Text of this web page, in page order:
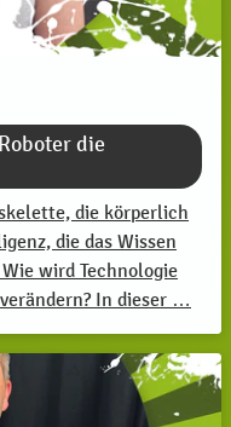
die
die körperlich
die das Wissen
wird Technologie
In dieser …